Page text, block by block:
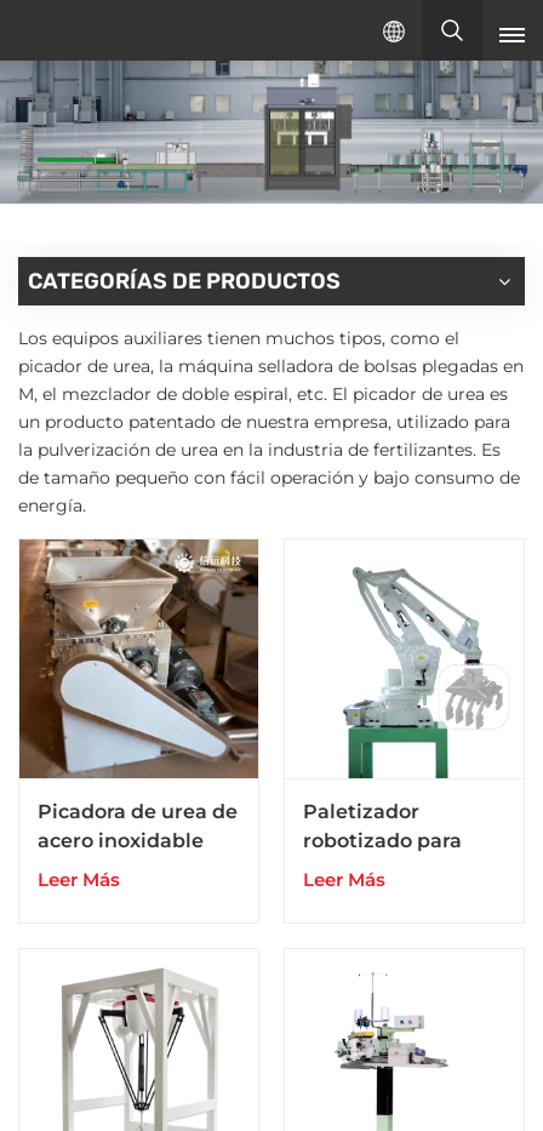
Español
español
English
русский
CATEGORÍAS DE PRODUCTOS
Los equipos auxiliares tienen muchos tipos, como el
picador de urea, la máquina selladora de bolsas plegadas en
M, el mezclador de doble espiral, etc. El picador de urea es
un producto patentado de nuestra empresa, utilizado para
la pulverización de urea en la industria de fertilizantes. Es
de tamaño pequeño con fácil operación y bajo consumo de
energía.
Picadora de urea de
acero inoxidable
304
Leer Más
Paletizador
robotizado para
bolsas/cajas en
Leer Más